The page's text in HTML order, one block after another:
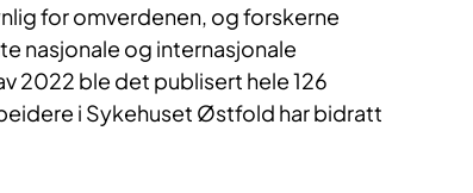
for omverdenen, og forskerne
nasjonale og internasjonale
2022 ble det publisert hele 126
i Sykehuset Østfold har bidratt